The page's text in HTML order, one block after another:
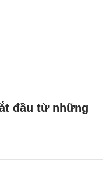
đầu từ những